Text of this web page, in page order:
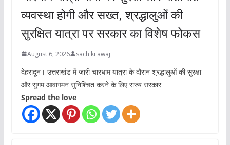
व्यवस्था होगी और सख्त, श्रद्धालुओं की
सुरक्षित यात्रा पर सरकार का विशेष फोकस
August 6, 2026 sach ki awaj
देहरादून। उत्तराखंड में जारी चारधाम यात्रा के दौरान श्रद्धालुओं की सुरक्षा
और सुगम आवागमन सुनिश्चित करने के लिए राज्य सरकार
Spread the love